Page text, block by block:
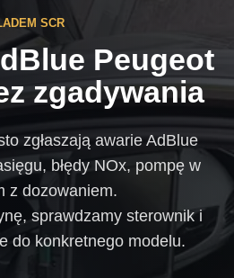
SCR
Peugeot
zgadywania
zgłaszają awarie AdBlue
błędy NOx, pompę w
z dozowaniem.
sprawdzamy sterownik i
do konkretnego modelu.